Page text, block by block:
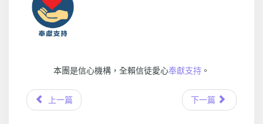
本團是信心機構，全賴信徒愛心奉獻支持 。
上一篇 下一篇